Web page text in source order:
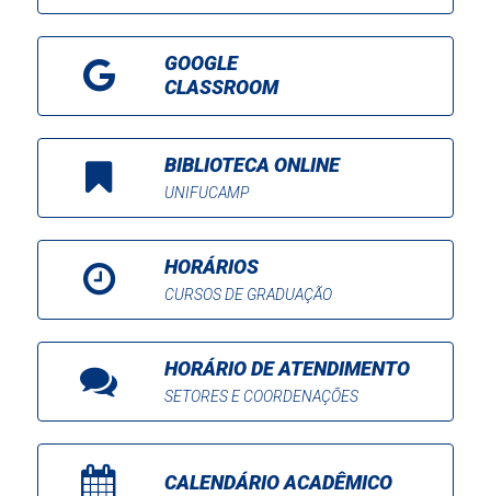
GOOGLE
CLASSROOM
BIBLIOTECA ONLINE
UNIFUCAMP
HORÁRIOS
CURSOS DE GRADUAÇÃO
HORÁRIO DE ATENDIMENTO
SETORES E COORDENAÇÕES
CALENDÁRIO ACADÊMICO